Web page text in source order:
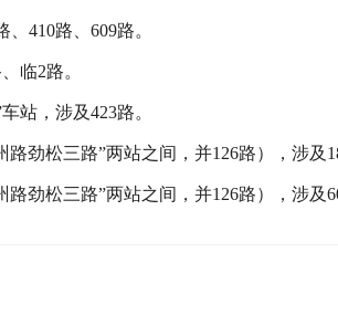
410路、609路。
临2路。
站，涉及423路。
劲松三路”两站之间，并126路），涉及
劲松三路”两站之间，并126路），涉及